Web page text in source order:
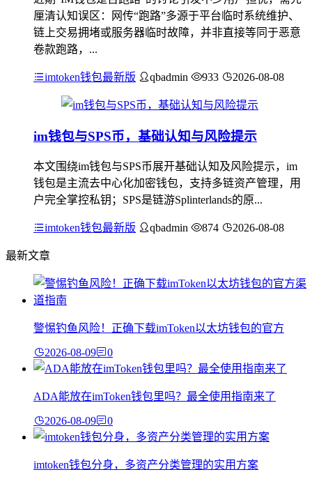
厘清认知误区：网传“跑路”多源于平台临时系统维护、
链上交易拥堵或服务器临时故障，并非直接等同于恶意
卷款跑路，...
imtoken钱包最新版 qbadmin 933 2026-08-08
im钱包与SPS币，基础认知与风险提示
本文围绕im钱包与SPS币展开基础认知及风险提示，im
钱包是主流去中心化加密钱包，支持多链资产管理，用
户完全掌控私钥；SPS是链游Splinterlands的原...
imtoken钱包最新版 qbadmin 874 2026-08-08
最新文章
警惕钓鱼风险！正确下载imToken以太坊钱包的官方
2026-08-09 0
ADA能放在imToken钱包里吗？最全使用指南来了
2026-08-09 0
imtoken钱包分身，多资产分类管理的实用方案